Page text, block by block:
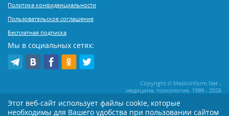
Политика конфиденциальности
Пользовательское соглашение
Бесплатная подписка
Мы в социальных сетях:
Copyright © MedicInform.Net -
медицина, психология, 1999 - 2026
Копирование или иное распространение статей нашего сайта строго
Этот веб-сайт использует файлы cookie, которые
необходимы для Вашего удобства при пользовании сайтом